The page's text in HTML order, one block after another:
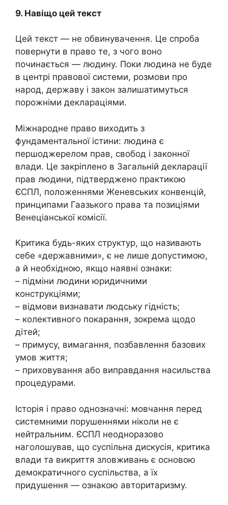
9. Навіщо цей текст
Цей текст — не обвинувачення. Це спроба
повернути в право те, з чого воно
починається — людину. Поки людина не буде
в центрі правової системи, розмови про
народ, державу і закон залишатимуться
порожніми деклараціями.
Міжнародне право виходить з
фундаментальної істини: людина є
першоджерелом прав, свобод і законної
влади. Це закріплено в Загальній декларації
прав людини, підтверджено практикою
ЄСПЛ, положеннями Женевських конвенцій,
принципами Гаазького права та позиціями
Венеціанської комісії.
Критика будь-яких структур, що називають
себе «державними», є не лише допустимою,
а й необхідною, якщо наявні ознаки:
– підміни людини юридичними
конструкціями;
– відмови визнавати людську гідність;
– колективного покарання, зокрема щодо
дітей;
– примусу, вимагання, позбавлення базових
умов життя;
– приховування або виправдання насильства
процедурами.
Історія і право однозначні: мовчання перед
системними порушеннями ніколи не є
нейтральним. ЄСПЛ неодноразово
наголошував, що суспільна дискусія, критика
влади та викриття зловживань є основою
демократичного суспільства, а їх
придушення — ознакою авторитаризму.